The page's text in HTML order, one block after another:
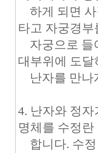
하게 되면 사
타고 자궁경부
자궁으로 들
대부위에 도달
난자를 만나
4. 난자와 정
명체를 수정란
합니다. 수정